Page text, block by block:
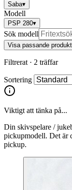
Saba▾
Modell
PSP 280▾
Sök modell
Visa passande
Filtrerat · 2 träffar
Sortering
Viktigt att tänka på...
Din skivspelare /
pickupmodell. Det är
pickup.